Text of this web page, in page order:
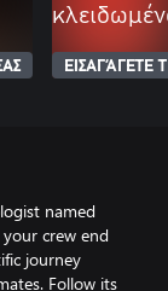
named
your crew end
journey
Follow its